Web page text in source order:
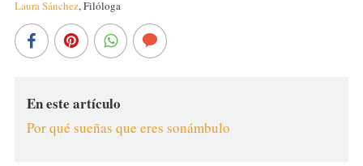
Laura Sánchez,Filóloga
En este artículo
Por qué sueñas que eres sonámbulo